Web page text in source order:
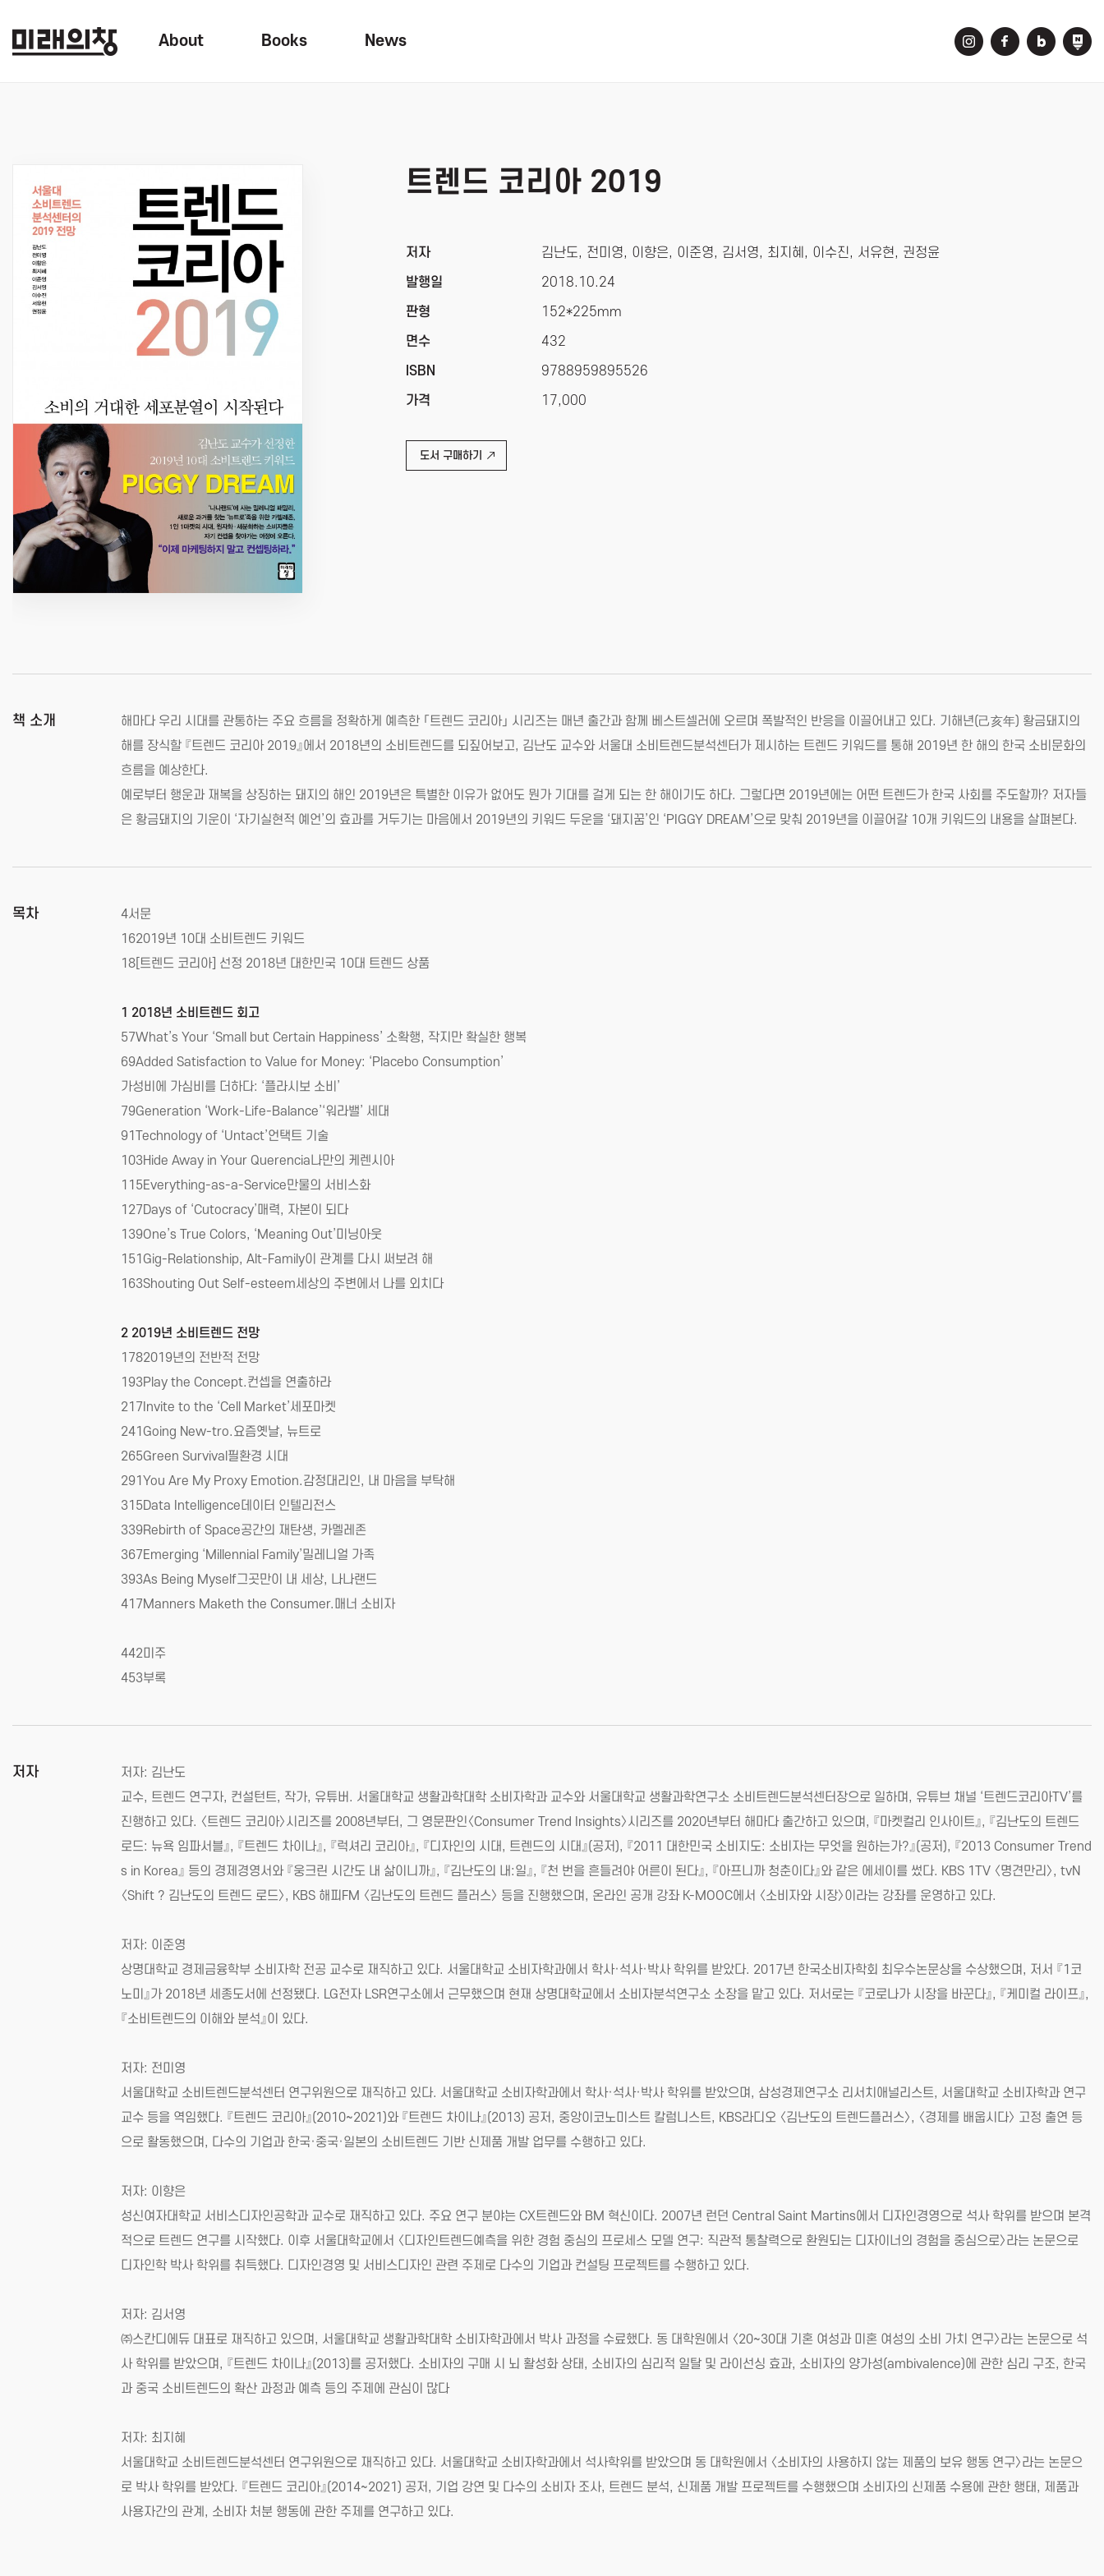
About Books News
트렌드 코리아 2019
저자
발행일
판형
면수
ISBN
가격
김난도, 전미영, 이향은, 이준영, 김서영, 최지혜, 이수진, 서유현, 권정윤
2018.10.24
152*225mm
432
9788959895526
17,000
도서 구매하기
책 소개
해마다 우리 시대를 관통하는 주요 흐름을 정확하게 예측한 「트렌드 코리아」 시리즈는 매년 출간과 함께 베스트셀러에 오르며 폭발적인 반응을 이끌어내고 있다. 기해년(己亥年) 황금돼지의
해를 장식할 『트렌드 코리아 2019』에서 2018년의 소비트렌드를 되짚어보고, 김난도 교수와 서울대 소비트렌드분석센터가 제시하는 트렌드 키워드를 통해 2019년 한 해의 한국 소비문화의
흐름을 예상한다.
예로부터 행운과 재복을 상징하는 돼지의 해인 2019년은 특별한 이유가 없어도 뭔가 기대를 걸게 되는 한 해이기도 하다. 그렇다면 2019년에는 어떤 트렌드가 한국 사회를 주도할까? 저자들
은 황금돼지의 기운이 ‘자기실현적 예언’의 효과를 거두기는 마음에서 2019년의 키워드 두운을 ‘돼지꿈’인 ‘PIGGY DREAM’으로 맞춰 2019년을 이끌어갈 10개 키워드의 내용을 살펴본다.
목차
4서문
162019년 10대 소비트렌드 키워드
18[트렌드 코리아] 선정 2018년 대한민국 10대 트렌드 상품
1 2018년 소비트렌드 회고
57What’s Your ‘Small but Certain Happiness’ 소확행, 작지만 확실한 행복
69Added Satisfaction to Value for Money: ‘Placebo Consumption’
가성비에 가심비를 더하다: ‘플라시보 소비’
79Generation ‘Work-Life-Balance’‘워라밸’ 세대
91Technology of ‘Untact’언택트 기술
103Hide Away in Your Querencia나만의 케렌시아
115Everything-as-a-Service만물의 서비스화
127Days of ‘Cutocracy’매력, 자본이 되다
139One’s True Colors, ‘Meaning Out’미닝아웃
151Gig-Relationship, Alt-Family이 관계를 다시 써보려 해
163Shouting Out Self-esteem세상의 주변에서 나를 외치다
2 2019년 소비트렌드 전망
1782019년의 전반적 전망
193Play the Concept.컨셉을 연출하라
217Invite to the ‘Cell Market’세포마켓
241Going New-tro.요즘옛날, 뉴트로
265Green Survival필환경 시대
291You Are My Proxy Emotion.감정대리인, 내 마음을 부탁해
315Data Intelligence데이터 인텔리전스
339Rebirth of Space공간의 재탄생, 카멜레존
367Emerging ‘Millennial Family’밀레니얼 가족
393As Being Myself그곳만이 내 세상, 나나랜드
417Manners Maketh the Consumer.매너 소비자
442미주
453부록
저자
저자: 김난도
교수, 트렌드 연구자, 컨설턴트, 작가, 유튜버. 서울대학교 생활과학대학 소비자학과 교수와 서울대학교 생활과학연구소 소비트렌드분석센터장으로 일하며, 유튜브 채널 ‘트렌드코리아TV’를
진행하고 있다. 〈트렌드 코리아〉시리즈를 2008년부터, 그 영문판인〈Consumer Trend Insights〉시리즈를 2020년부터 해마다 출간하고 있으며, 『마켓컬리 인사이트』, 『김난도의 트렌드
로드: 뉴욕 임파서블』, 『트렌드 차이나』, 『럭셔리 코리아』, 『디자인의 시대, 트렌드의 시대』(공저), 『2011 대한민국 소비지도: 소비자는 무엇을 원하는가?』(공저), 『2013 Consumer Trend
s in Korea』 등의 경제경영서와 『웅크린 시간도 내 삶이니까』, 『김난도의 내:일』, 『천 번을 흔들려야 어른이 된다』, 『아프니까 청춘이다』와 같은 에세이를 썼다. KBS 1TV 〈명견만리〉, tvN
〈Shift ? 김난도의 트렌드 로드〉, KBS 해피FM 〈김난도의 트렌드 플러스〉 등을 진행했으며, 온라인 공개 강좌 K-MOOC에서 〈소비자와 시장〉이라는 강좌를 운영하고 있다.
저자: 이준영
상명대학교 경제금융학부 소비자학 전공 교수로 재직하고 있다. 서울대학교 소비자학과에서 학사·석사·박사 학위를 받았다. 2017년 한국소비자학회 최우수논문상을 수상했으며, 저서 『1코
노미』가 2018년 세종도서에 선정됐다. LG전자 LSR연구소에서 근무했으며 현재 상명대학교에서 소비자분석연구소 소장을 맡고 있다. 저서로는 『코로나가 시장을 바꾼다』, 『케미컬 라이프』,
『소비트렌드의 이해와 분석』이 있다.
저자: 전미영
서울대학교 소비트렌드분석센터 연구위원으로 재직하고 있다. 서울대학교 소비자학과에서 학사·석사·박사 학위를 받았으며, 삼성경제연구소 리서치애널리스트, 서울대학교 소비자학과 연구
교수 등을 역임했다. 『트렌드 코리아』(2010~2021)와 『트렌드 차이나』(2013) 공저, 중앙이코노미스트 칼럼니스트, KBS라디오 〈김난도의 트렌드플러스〉, 〈경제를 배웁시다〉 고정 출연 등
으로 활동했으며, 다수의 기업과 한국·중국·일본의 소비트렌드 기반 신제품 개발 업무를 수행하고 있다.
저자: 이향은
성신여자대학교 서비스디자인공학과 교수로 재직하고 있다. 주요 연구 분야는 CX트렌드와 BM 혁신이다. 2007년 런던 Central Saint Martins에서 디자인경영으로 석사 학위를 받으며 본격
적으로 트렌드 연구를 시작했다. 이후 서울대학교에서 〈디자인트렌드예측을 위한 경험 중심의 프로세스 모델 연구: 직관적 통찰력으로 환원되는 디자이너의 경험을 중심으로〉라는 논문으로
디자인학 박사 학위를 취득했다. 디자인경영 및 서비스디자인 관련 주제로 다수의 기업과 컨설팅 프로젝트를 수행하고 있다.
저자: 김서영
㈜스칸디에듀 대표로 재직하고 있으며, 서울대학교 생활과학대학 소비자학과에서 박사 과정을 수료했다. 동 대학원에서 〈20~30대 기혼 여성과 미혼 여성의 소비 가치 연구〉라는 논문으로 석
사 학위를 받았으며, 『트렌드 차이나』(2013)를 공저했다. 소비자의 구매 시 뇌 활성화 상태, 소비자의 심리적 일탈 및 라이선싱 효과, 소비자의 양가성(ambivalence)에 관한 심리 구조, 한국
과 중국 소비트렌드의 확산 과정과 예측 등의 주제에 관심이 많다
저자: 최지혜
서울대학교 소비트렌드분석센터 연구위원으로 재직하고 있다. 서울대학교 소비자학과에서 석사학위를 받았으며 동 대학원에서 〈소비자의 사용하지 않는 제품의 보유 행동 연구〉라는 논문으
로 박사 학위를 받았다. 『트렌드 코리아』(2014~2021) 공저, 기업 강연 및 다수의 소비자 조사, 트렌드 분석, 신제품 개발 프로젝트를 수행했으며 소비자의 신제품 수용에 관한 행태, 제품과
사용자간의 관계, 소비자 처분 행동에 관한 주제를 연구하고 있다.